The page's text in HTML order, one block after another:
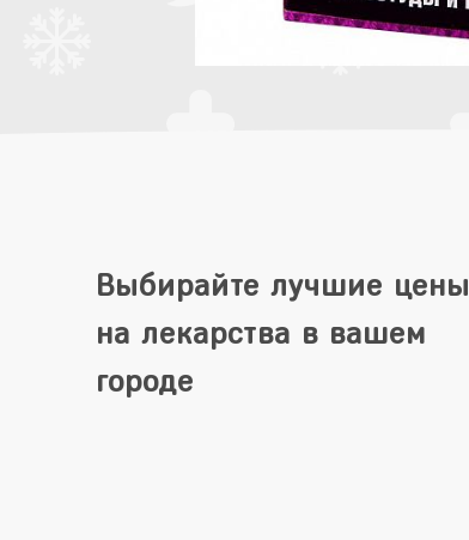
Выбирайте лучшие цены
на лекарства в вашем
городе